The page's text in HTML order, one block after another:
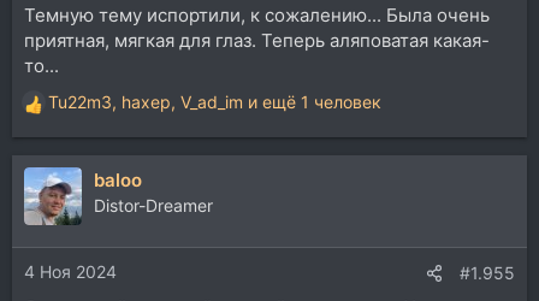
Темную тему испортили, к сожалению... Была очень
приятная, мягкая для глаз. Теперь аляповатая какая-
то...
Р
е
а
к
ц
и
и
:
Tu22m3, haxep, V_ad_im и ещё 1 человек
baloo
Distor-Dreamer
4 Ноя 2024 #1.955